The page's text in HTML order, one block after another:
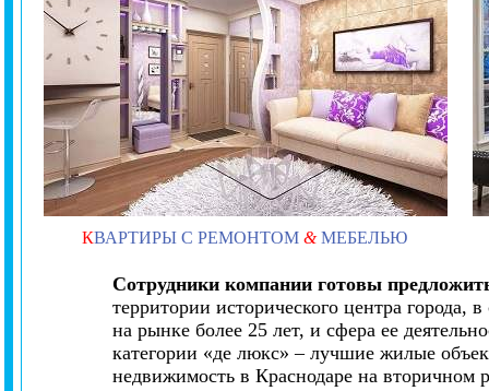
КВАРТИРЫ С РЕМОНТОМ&МЕБЕЛЬЮ
Сотрудники компании готовы
территории исторического центра
на рынке более 25 лет, и сфера ее
категории «де люкс» – лучшие жилые
недвижимость в Краснодаре на